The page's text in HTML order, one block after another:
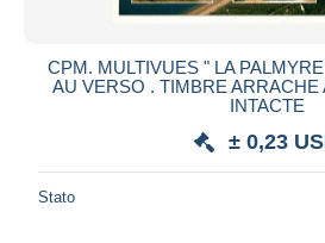
CPM. MULTIVUES " LA
AU VERSO . TIMBRE ARRACHE
INTACTE
± 0,23
Stato